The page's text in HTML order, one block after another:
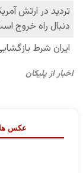
عکس ها